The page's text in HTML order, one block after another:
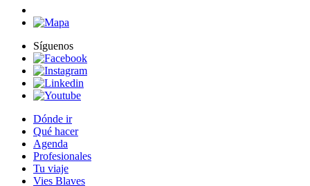
Síguenos
Dónde ir
Qué hacer
Agenda
Profesionales
Tu viaje
Vies Blaves